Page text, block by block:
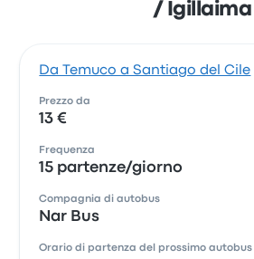
/ Igillaima
Da Temuco a Santiago del Cile
Prezzo da
13 €
Frequenza
15 partenze/giorno
Compagnia di autobus
Nar Bus
Orario di partenza del prossimo autobus